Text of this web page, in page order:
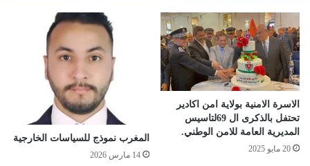
الاسرة الامنية بولاية امن اكادير
تحتفل بالذكرى ال 69لتاسيس
المديرية العامة للامن الوطني.
20 مايو 2025
المغرب نموذج للسياسات الخارجية
14 مارس 2026